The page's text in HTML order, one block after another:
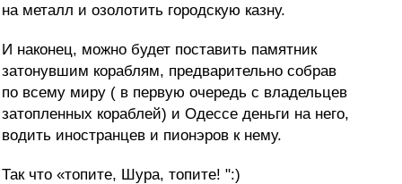
на металл и озолотить городскую казну.
И наконец, можно будет поставить памятник
затонувшим кораблям, предварительно собрав
по всему миру ( в первую очередь с владельцев
затопленных кораблей) и Одессе деньги на него,
водить иностранцев и пионэров к нему.
Так что «топите, Шура, топите! ":)